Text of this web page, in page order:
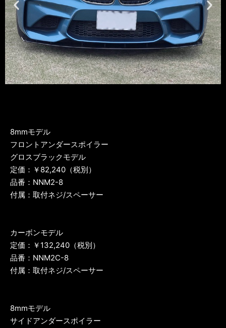
8mmモデル
フロントアンダースポイラー
グロスブラックモデル
定価：￥82,240（税別）
品番：NNM2-8
付属：取付ネジ/スペーサー
カーボンモデル
定価：￥132,240（税別）
品番：NNM2C-8
付属：取付ネジ/スペーサー
8mmモデル
サイドアンダースポイラー